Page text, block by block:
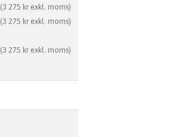
(3 275 kr exkl. moms)
(3 275 kr exkl. moms)
(3 275 kr exkl. moms)